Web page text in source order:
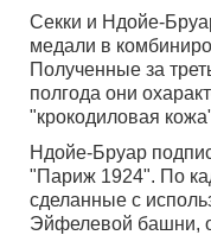
Секки и Ндойе-
медали в
Полученные за
полгода они
"крокодиловая
Ндойе-Бруар
"Париж 1924". По
сделанные с
Эйфелевой башни,